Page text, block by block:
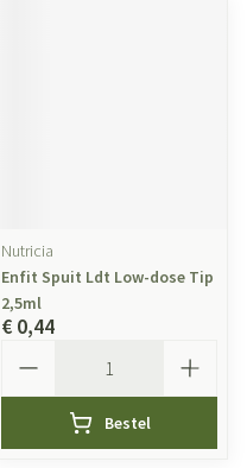
Nutricia
Enfit Spuit Ldt Low-dose Tip
2,5ml
€ 0,44
Bestel